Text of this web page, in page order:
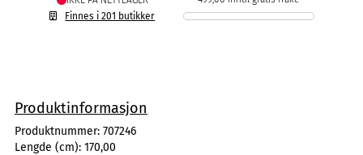
Finnes i 201 butikker
Produktinformasjon
Produktnummer: 707246
Lengde (cm): 170,00